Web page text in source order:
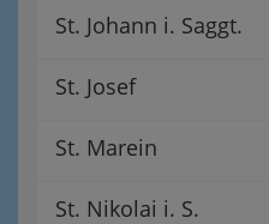
St. Johann i. Saggt.
St. Josef
St. Marein
St. Nikolai i. S.